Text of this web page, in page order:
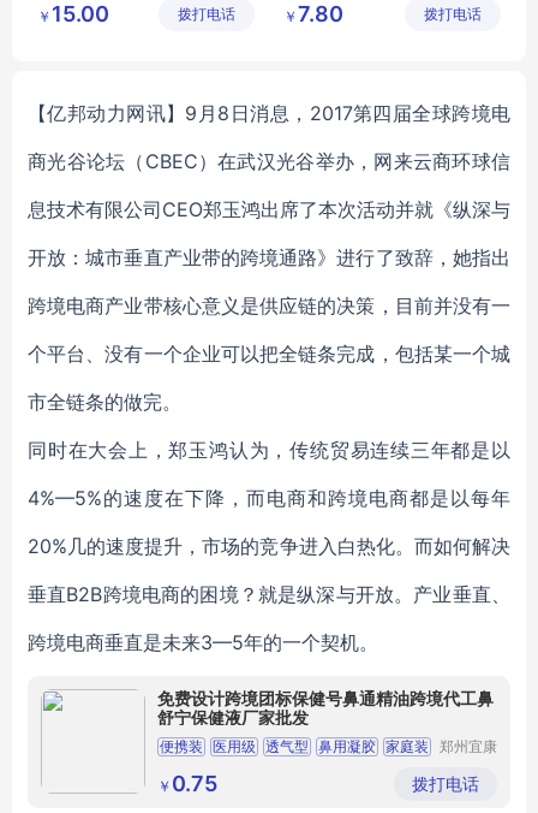
蛋黄粉厂家
剂有限公
￥ 15.00 拨打电话
真空包装鸭蛋
有限公司
￥ 7.80 拨打电话
【亿邦动力网讯】9月8日消息，2017第四届全球跨境电
商光谷论坛（CBEC）在武汉光谷举办，网来云商环球信
息技术有限公司CEO郑玉鸿出席了本次活动并就《纵深与
开放：城市垂直产业带的跨境通路》进行了致辞，她指出
跨境电商产业带核心意义是供应链的决策，目前并没有一
个平台、没有一个企业可以把全链条完成，包括某一个城
市全链条的做完。
同时在大会上，郑玉鸿认为，传统贸易连续三年都是以
4%—5%的速度在下降，而电商和跨境电商都是以每年
20%几的速度提升，市场的竞争进入白热化。而如何解决
垂直B2B跨境电商的困境？就是纵深与开放。产业垂直、
跨境电商垂直是未来3—5年的一个契机。
免费设计跨境团标保健号鼻通精油跨境代工鼻
舒宁保健液厂家批发
便携装 医用级 透气型 鼻用凝胶 家庭装
郑州宜康
科技有限
公司
￥ 0.75 拨打电话